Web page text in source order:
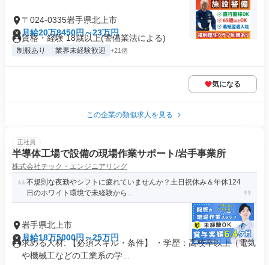
〒024-0335岩手県北上市
月給20万8450円～23万円
資格・経験 18歳以上(警備業法による)
制服あり 業界未経験歓迎 +21個
気になる
この企業の類似求人を見る
正社員
半導体工場で設備の現場作業サポート/岩手事業所
株式会社テック・エンジニアリング
不規則な夜勤やシフトに疲れていませんか？土日祝休み＆年休124
日のホワイト環境で未経験から...
岩手県北上市
月給18万5000円～25万円
求める人材: 【必須スキル・条件】 ・学歴：高校卒以上（電気
や機械工などの工業系の学...